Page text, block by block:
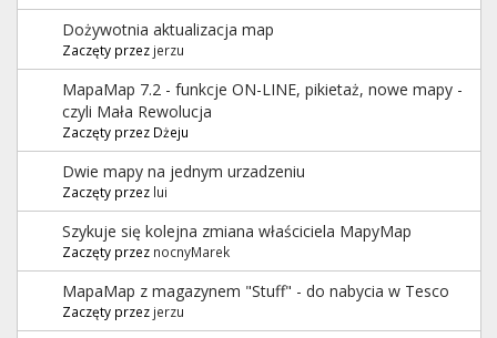
Dożywotnia aktualizacja map
Zaczęty przez jerzu
MapaMap 7.2 - funkcje ON-LINE, pikietaż, nowe mapy -
czyli Mała Rewolucja
Zaczęty przez Dżeju
Dwie mapy na jednym urzadzeniu
Zaczęty przez lui
Szykuje się kolejna zmiana właściciela MapyMap
Zaczęty przez nocnyMarek
MapaMap z magazynem "Stuff" - do nabycia w Tesco
Zaczęty przez jerzu